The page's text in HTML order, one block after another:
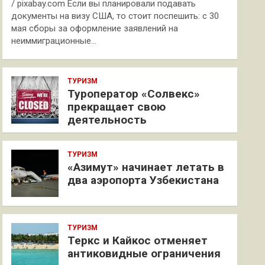
/ pixabay.com Если вы планировали подавать
документы на визу США, то стоит поспешить: с 30
мая сборы за оформление заявлений на
неиммиграционные…
ТУРИЗМ
Туроператор «Солвекс»
прекращает свою
деятельность
ТУРИЗМ
«Азимут» начинает летать в
два аэропорта Узбекистана
ТУРИЗМ
Теркс и Кайкос отменяет
антиковидные ограничения